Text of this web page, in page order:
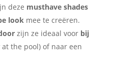
deze musthave shades
look mee te creëren.
zijn ze ideaal voor bij
at the pool) of naar een